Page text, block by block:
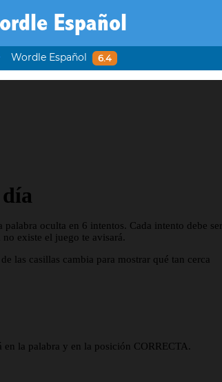
Español
Wordle Español 6.4